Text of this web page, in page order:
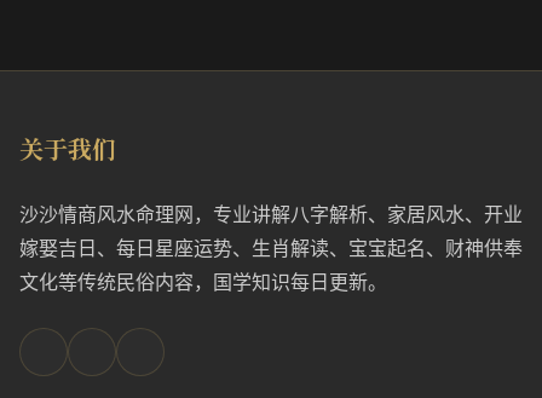
关于我们
沙沙情商风水命理网，专业讲解八字解析、家居风水、开业
嫁娶吉日、每日星座运势、生肖解读、宝宝起名、财神供奉
文化等传统民俗内容，国学知识每日更新。